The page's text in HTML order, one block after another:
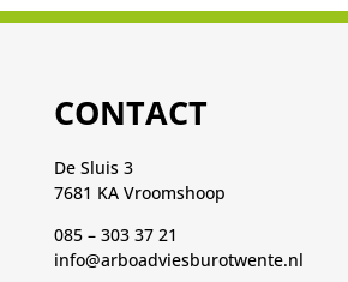
CONTACT
De Sluis 3
7681 KA Vroomshoop
085 – 303 37 21
info@arboadviesburotwente.nl